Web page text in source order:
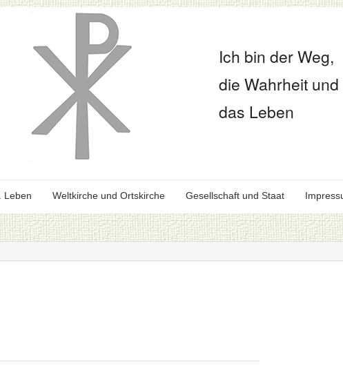
Ich bin der Weg,
die Wahrheit und
das Leben
Leben Weltkirche und Ortskirche Gesellschaft und Staat